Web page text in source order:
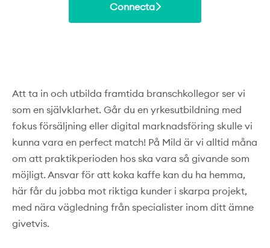
Connecta
Att ta in och utbilda framtida branschkollegor ser vi
som en självklarhet. Går du en yrkesutbildning med
fokus försäljning eller digital marknadsföring skulle vi
kunna vara en perfect match! På Mild är vi alltid måna
om att praktikperioden hos ska vara så givande som
möjligt. Ansvar för att koka kaffe kan du ha hemma,
här får du jobba mot riktiga kunder i skarpa projekt,
med nära vägledning från specialister inom ditt ämne
givetvis.